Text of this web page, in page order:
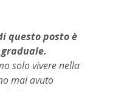
questo posto è
solo vivere nella
mai avuto